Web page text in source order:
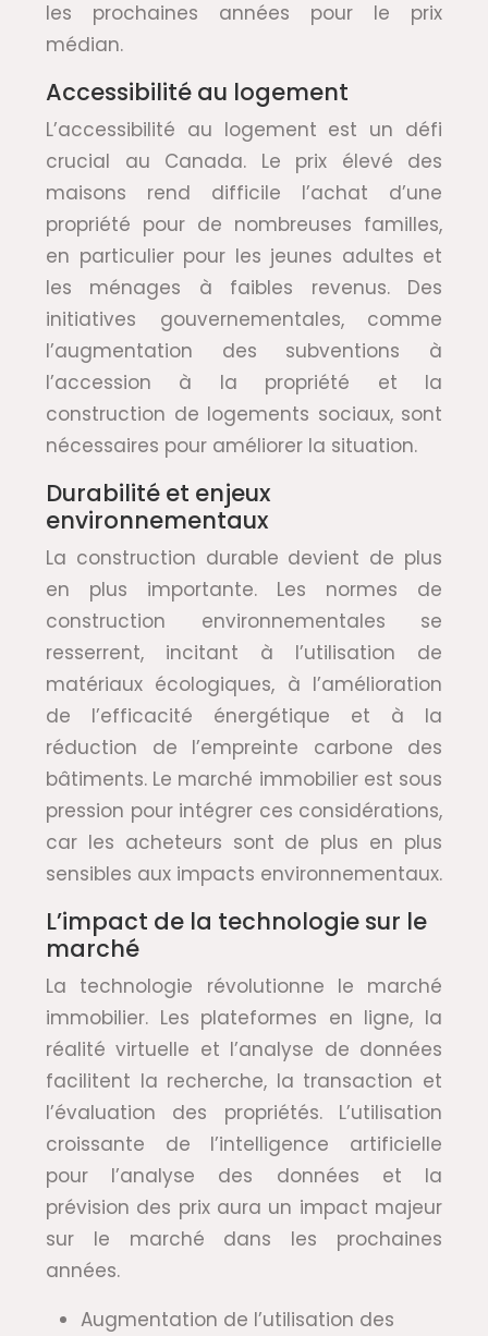
les prochaines années pour le prix
médian.
Accessibilité au logement
L’accessibilité au logement est un défi
crucial au Canada. Le prix élevé des
maisons rend difficile l’achat d’une
propriété pour de nombreuses familles,
en particulier pour les jeunes adultes et
les ménages à faibles revenus. Des
initiatives gouvernementales, comme
l’augmentation des subventions à
l’accession à la propriété et la
construction de logements sociaux, sont
nécessaires pour améliorer la situation.
Durabilité et enjeux
environnementaux
La construction durable devient de plus
en plus importante. Les normes de
construction environnementales se
resserrent, incitant à l’utilisation de
matériaux écologiques, à l’amélioration
de l’efficacité énergétique et à la
réduction de l’empreinte carbone des
bâtiments. Le marché immobilier est sous
pression pour intégrer ces considérations,
car les acheteurs sont de plus en plus
sensibles aux impacts environnementaux.
L’impact de la technologie sur le
marché
La technologie révolutionne le marché
immobilier. Les plateformes en ligne, la
réalité virtuelle et l’analyse de données
facilitent la recherche, la transaction et
l’évaluation des propriétés. L’utilisation
croissante de l’intelligence artificielle
pour l’analyse des données et la
prévision des prix aura un impact majeur
sur le marché dans les prochaines
années.
Augmentation de l’utilisation des